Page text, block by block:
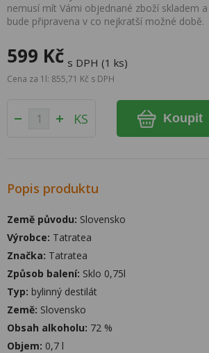
nemusí mít Vámi objednané zboží skladem
bude připravena v co nejkratší možné době.
599 Kč s DPH (1 ks)
Cena za 1l: 855,71 Kč s DPH
KS Koupit
Popis produktu
Země původu: Slovensko
Výrobce: Tatratea
Značka: Tatratea
Způsob balení: Sklo 0,75l
Typ: bylinný destilát
Země: Slovensko
Obsah alkoholu: 72 %
Objem: 0,7 l